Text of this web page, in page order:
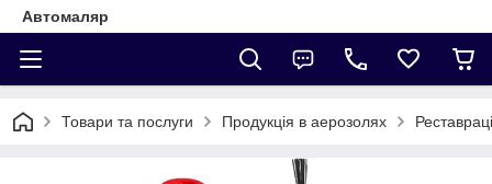
Автомаляр
Товари та послуги Продукція в аерозолях